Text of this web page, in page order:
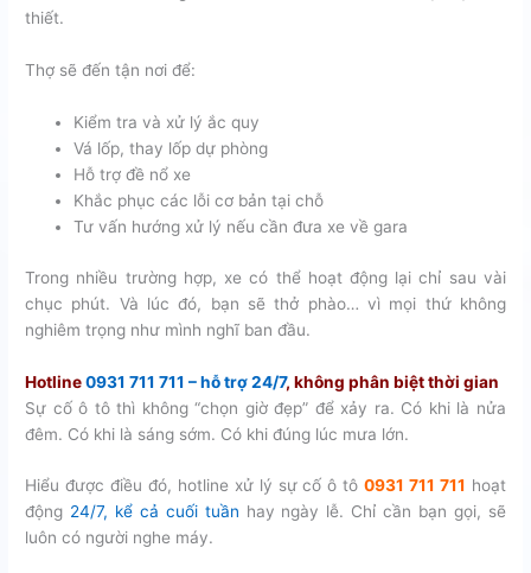
thiết.
Thợ sẽ đến tận nơi để:
Kiểm tra và xử lý ắc quy
Vá lốp, thay lốp dự phòng
Hỗ trợ đề nổ xe
Khắc phục các lỗi cơ bản tại chỗ
Tư vấn hướng xử lý nếu cần đưa xe về gara
Trong nhiều trường hợp, xe có thể hoạt động lại chỉ sau vài
chục phút. Và lúc đó, bạn sẽ thở phào… vì mọi thứ không
nghiêm trọng như mình nghĩ ban đầu.
Hotline0931 711 711 – hỗ trợ 24/7, không phân biệt thời gian
Sự cố ô tô thì không “chọn giờ đẹp” để xảy ra. Có khi là nửa
đêm. Có khi là sáng sớm. Có khi đúng lúc mưa lớn.
Hiểu được điều đó, hotline xử lý sự cố ô tô0931 711 711 hoạt
động 24/7, kể cả cuối tuần hay ngày lễ. Chỉ cần bạn gọi, sẽ
luôn có người nghe máy.